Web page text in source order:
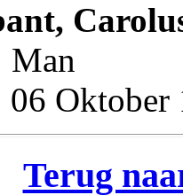
Man
06
Terug